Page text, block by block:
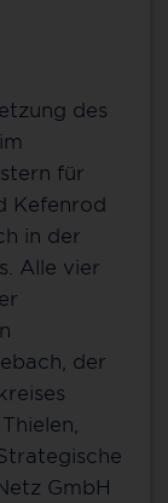
des
für
Kefenrod
in der
Alle vier
der
GmbH